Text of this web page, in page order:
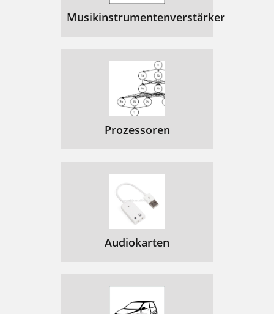
Musikinstrumentenverstärker
Prozessoren
Audiokarten